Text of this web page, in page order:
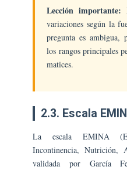
Lección importante:
variaciones según la
pregunta es ambigua,
los rangos principales
matices.
2.3. Escala
La escala EMINA
Incontinencia, Nutrición,
validada por García